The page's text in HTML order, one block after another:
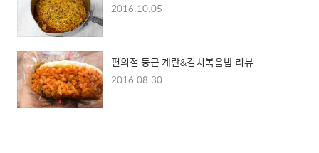
2016.10.05
편의점 둥근 계란&김치볶음밥 리뷰
2016.08.30